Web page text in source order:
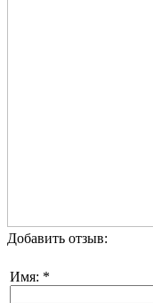
Добавить отзыв:
Имя: *